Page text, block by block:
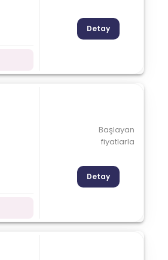
Detay
Başlayan
fiyatlarla
Detay